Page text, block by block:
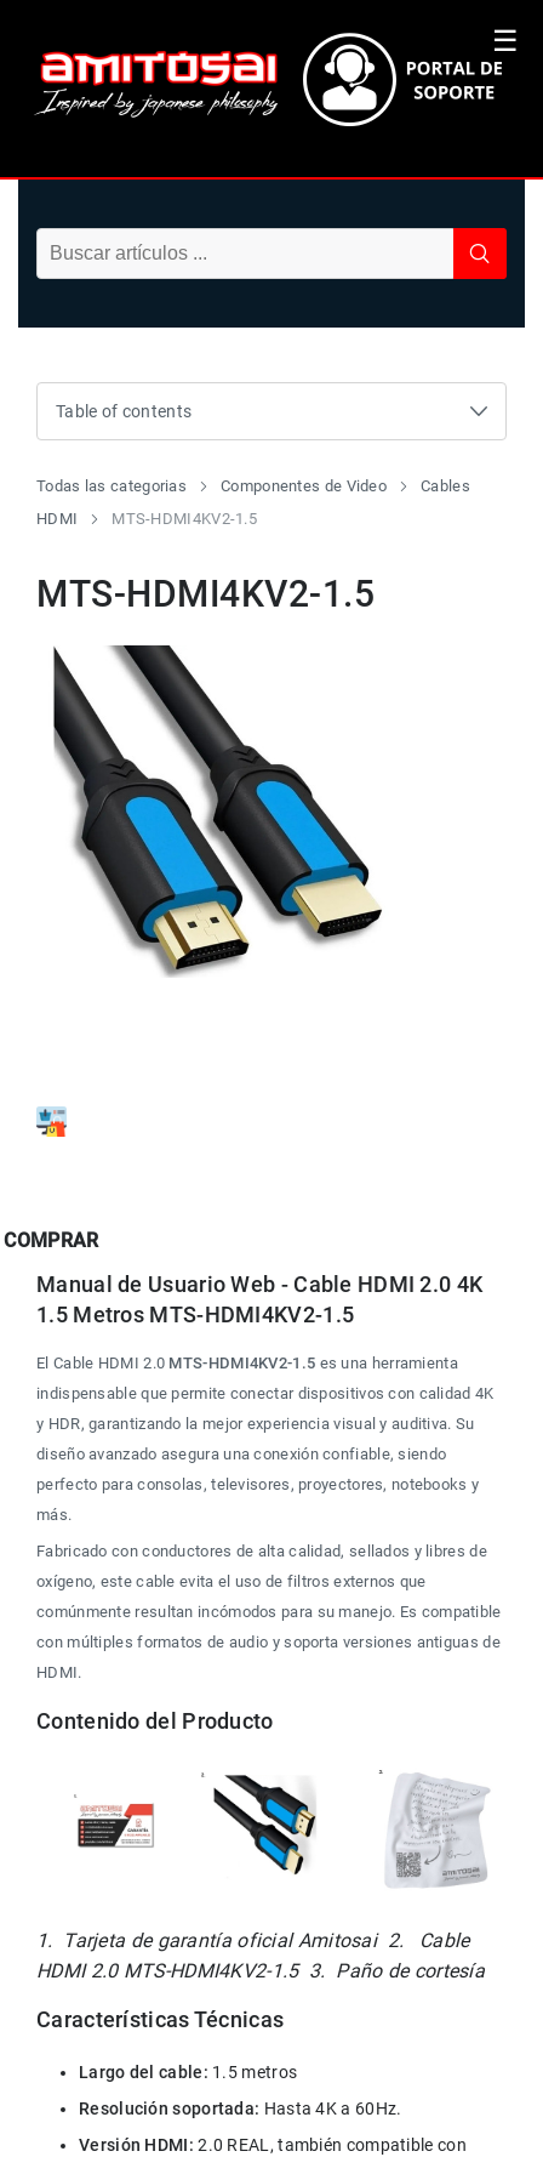
☰
Todas las categorias Componentes de Video
Cables
HDMI
MTS-HDMI4KV2-1.5
MTS-HDMI4KV2-1.5
COMPRAR
Manual de Usuario Web - Cable HDMI 2.0 4K
1.5 Metros MTS-HDMI4KV2-1.5
El Cable HDMI 2.0 MTS-HDMI4KV2-1.5 es una herramienta
indispensable que permite conectar dispositivos con calidad 4K
y HDR, garantizando la mejor experiencia visual y auditiva. Su
diseño avanzado asegura una conexión confiable, siendo
perfecto para consolas, televisores, proyectores, notebooks y
más.
Fabricado con conductores de alta calidad, sellados y libres de
oxígeno, este cable evita el uso de filtros externos que
comúnmente resultan incómodos para su manejo. Es compatible
con múltiples formatos de audio y soporta versiones antiguas de
HDMI.
Contenido del Producto
1.  Tarjeta de garantía oficial Amitosai  2.   Cable
HDMI 2.0 MTS-HDMI4KV2-1.5  3.  Paño de cortesía
Características Técnicas
Largo del cable: 1.5 metros
Resolución soportada: Hasta 4K a 60Hz.
Versión HDMI: 2.0 REAL, también compatible con
Table of contents